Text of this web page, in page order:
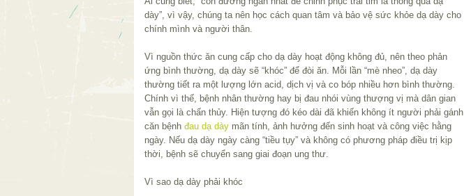
dày”, vì vậy, chúng ta nên học cách quan tâm và bảo vệ sức khỏe dạ dày cho
chính mình và người thân.
Vì nguồn thức ăn cung cấp cho dạ dày hoạt động không đủ, nên theo phản
ứng bình thường, dạ dày sẽ “khóc” để đòi ăn. Mỗi lần “mè nheo”, dạ dày
thường tiết ra một lượng lớn acid, dịch vị và co bóp nhiều hơn bình thường.
Chính vì thế, bệnh nhân thường hay bị đau nhói vùng thượng vị mà dân gian
vẫn gọi là chấn thủy. Hiện tượng đó kéo dài đã khiến không ít người phải gánh
căn bệnh đau dạ dày mãn tính, ảnh hưởng đến sinh hoạt và công việc hằng
ngày. Nếu dạ dày ngày càng “tiều tụy” và không có phương pháp điều trị kịp
thời, bệnh sẽ chuyển sang giai đoạn ung thư.
Vì sao dạ dày phải khóc